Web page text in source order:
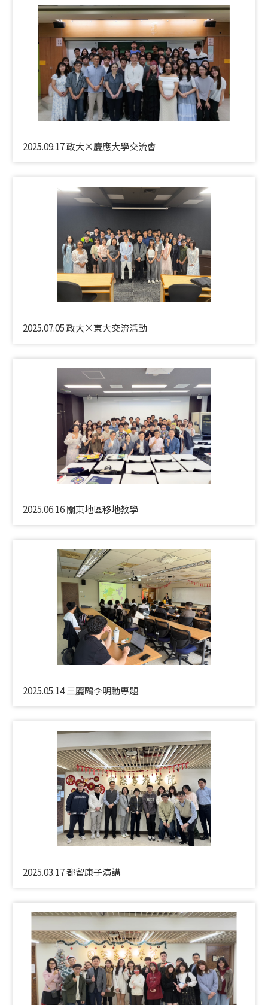
2025.09.17 政大×慶應大學交流會
2025.07.05 政大×東大交流活動
2025.06.16 關東地區移地教學
2025.05.14 三麗鷗李明勳專題
2025.03.17 都留康子演講